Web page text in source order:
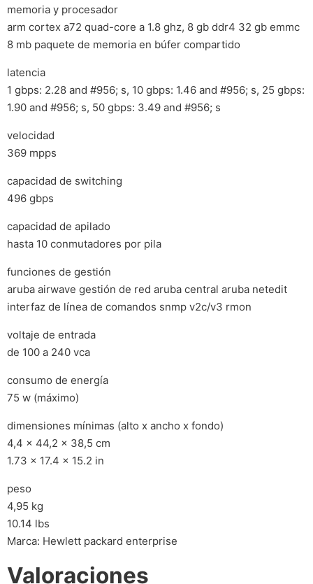
memoria y procesador
arm cortex a72 quad-core a 1.8 ghz, 8 gb ddr4 32 gb emmc
8 mb paquete de memoria en búfer compartido
latencia
1 gbps: 2.28 and #956; s, 10 gbps: 1.46 and #956; s, 25 gbps:
1.90 and #956; s, 50 gbps: 3.49 and #956; s
velocidad
369 mpps
capacidad de switching
496 gbps
capacidad de apilado
hasta 10 conmutadores por pila
funciones de gestión
aruba airwave gestión de red aruba central aruba netedit
interfaz de línea de comandos snmp v2c/v3 rmon
voltaje de entrada
de 100 a 240 vca
consumo de energía
75 w (máximo)
dimensiones mínimas (alto x ancho x fondo)
4,4 x 44,2 x 38,5 cm
1.73 x 17.4 x 15.2 in
peso
4,95 kg
10.14 lbs
Marca: Hewlett packard enterprise
Valoraciones